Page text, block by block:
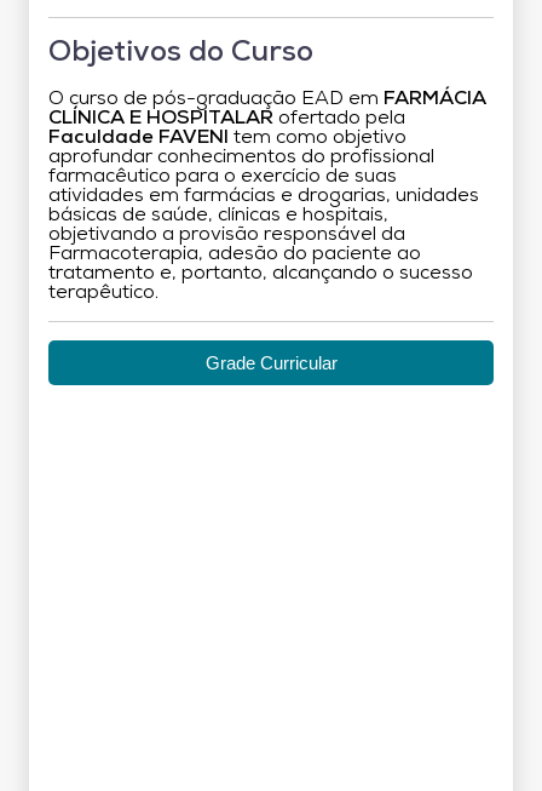
Objetivos do Curso
O curso de pós-graduação EAD em FARMÁCIA
CLÍNICA E HOSPITALAR ofertado pela
Faculdade FAVENI
tem como objetivo
aprofundar conhecimentos do profissional
farmacêutico para o exercício de suas
atividades em farmácias e drogarias, unidades
básicas de saúde, clínicas e hospitais,
objetivando a provisão responsável da
Farmacoterapia, adesão do paciente ao
tratamento e, portanto, alcançando o sucesso
terapêutico.
Grade Curricular